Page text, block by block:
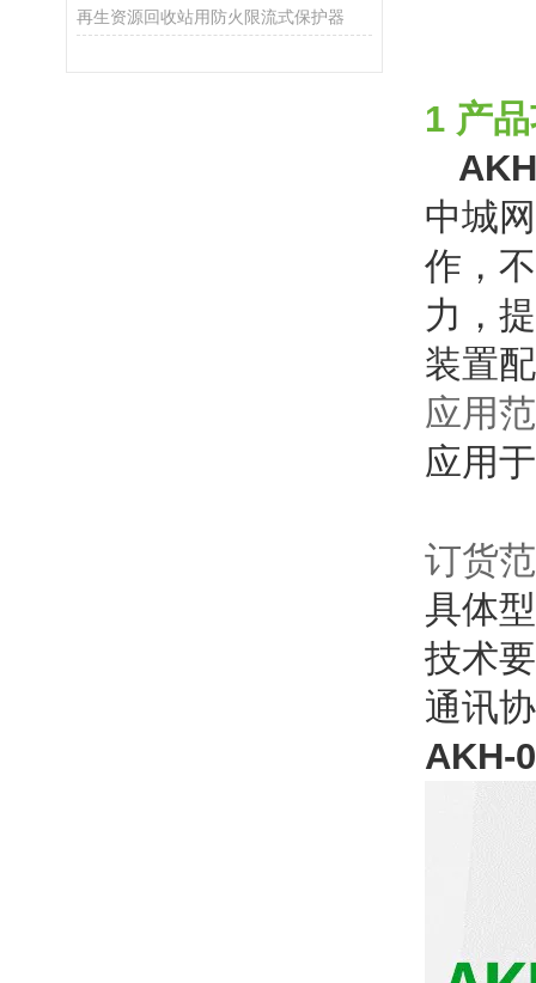
再生资源回收站用防火限流式保护器
1 产
中城
作，
力，
装置
应用
应用
订货
具体
技术
通讯
AKH-